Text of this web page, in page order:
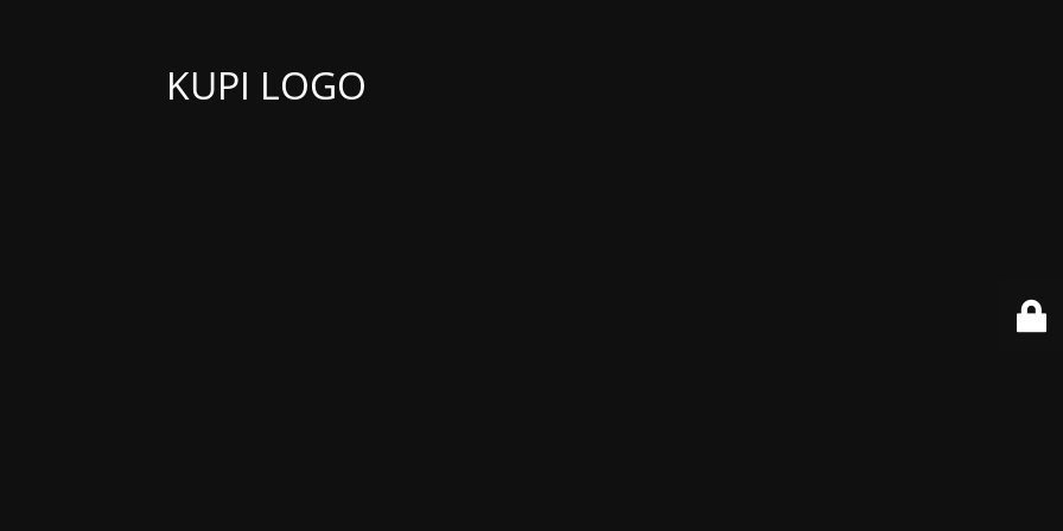
KUPI LOGO